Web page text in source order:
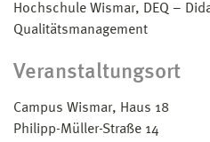
Hochschule Wismar, DEQ –
Qualitätsmanagement
Veranstaltungsort
Campus Wismar, Haus 18
Philipp-Müller-Straße 14